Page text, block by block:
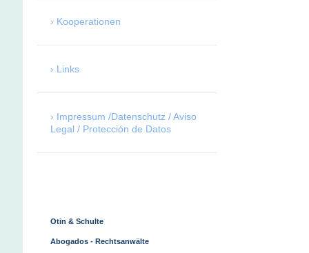
Kooperationen
Links
Impressum /Datenschutz / Aviso
Legal / Protección de Datos
Otin & Schulte
Abogados - Rechtsanwälte